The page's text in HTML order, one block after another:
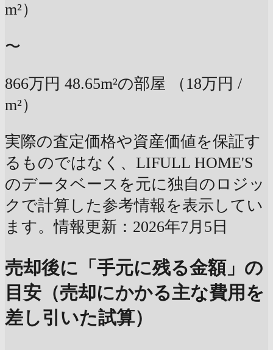
m²）
〜
866万円 48.65m²の部屋
（18万円 /
m²）
実際の査定価格や資産価値を保証す
るものではなく、LIFULL HOME'S
のデータベースを元に独自のロジッ
クで計算した参考情報を表示してい
ます。情報更新：2026年7月5日
売却後に「手元に残る金額」の
目安（売却にかかる主な費用を
差し引いた試算）